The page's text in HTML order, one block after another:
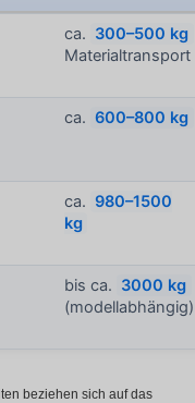
ca. 300–500 kg
Materialtransport
ca. 600–800 kg
ca. 980–1500
kg
bis ca. 3000 kg
(modellabhängig)
beziehen sich auf das